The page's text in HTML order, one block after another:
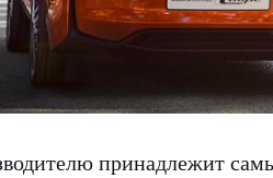
принадлежит